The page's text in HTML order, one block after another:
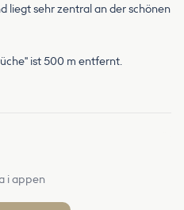
liegt sehr zentral an der schönen
ist 500 m entfernt.
i appen